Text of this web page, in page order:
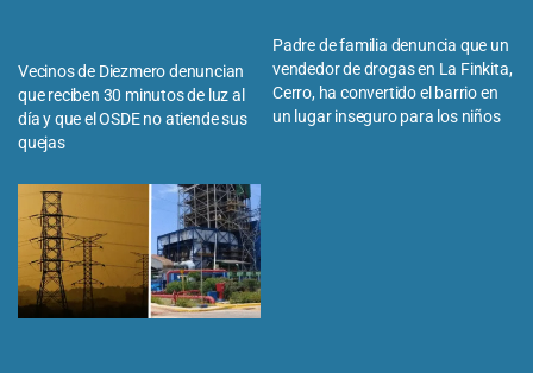
Vecinos de Diezmero denuncian
que reciben 30 minutos de luz al
día y que el OSDE no atiende sus
quejas
Padre de familia denuncia que un
vendedor de drogas en La Finkita,
Cerro, ha convertido el barrio en
un lugar inseguro para los niños